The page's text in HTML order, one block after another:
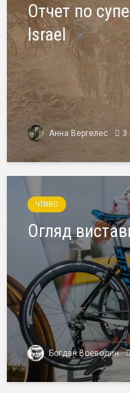
Отчет по
Israel
Анна Вергелес 3
ЧТИВО
Огляд
Богдан Воеводин